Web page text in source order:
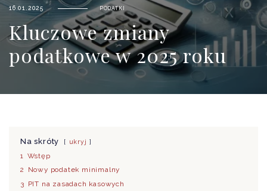
16.01.2025 PODATKI
Kluczowe zmiany
podatkowe w 2025 roku
Na skróty ukryj
1
Wstęp
2
Nowy podatek minimalny
3 PIT na zasadach kasowych